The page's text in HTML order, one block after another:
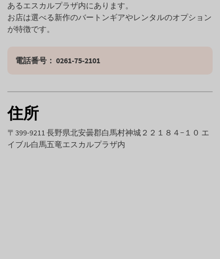
あるエスカルプラザ内にあります。
お店は選べる新作のバートンギアやレンタルのオプション
が特徴です。
電話番号： 0261-75-2101
住所
〒399-9211 長野県北安曇郡白馬村神城２２１８４−１０ エ
イブル白馬五竜エスカルプラザ内